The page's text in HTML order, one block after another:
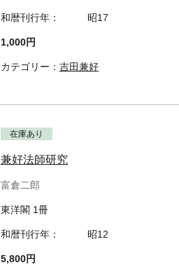
和暦刊行年： 昭17
1,000円
カテゴリー： 吉田兼好
在庫あり
兼好法師研究
富倉二郎
東洋閣 1冊
和暦刊行年： 昭12
5,800円